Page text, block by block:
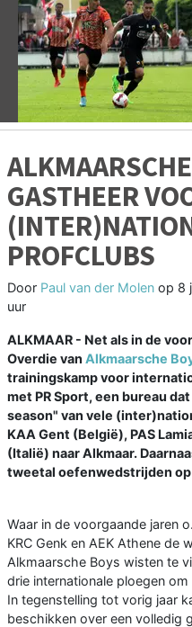
Vorige
GASTHEER
PROFCLUBS
Door Paul van der Molen op 8
uur
ALKMAAR - Net als in de
Overdie van Alkmaarsche
trainingskamp voor
met PR Sport, een bureau
season" van vele
KAA Gent (België), PAS
(Italië) naar Alkmaar.
tweetal oefenwedstrijden
Waar in de voorgaande jaren
KRC Genk en AEK Athene de
Alkmaarsche Boys wisten te
drie internationale ploegen
In tegenstelling tot vorig jaar
beschikken over een volledig